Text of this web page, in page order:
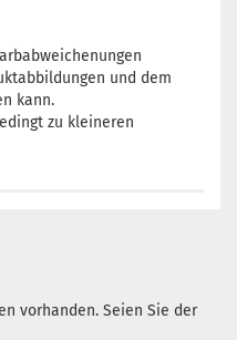
und dem
kann.
zu kleineren
vorhanden. Seien Sie der